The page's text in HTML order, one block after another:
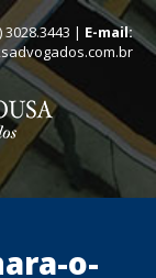
3028.3443 | E-mail:
o-